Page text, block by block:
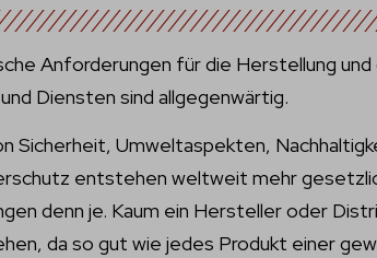
Anforderungen für die Herstellung
Diensten sind allgegenwärtig.
Sicherheit, Umweltaspekten,
entstehen weltweit mehr
denn je. Kaum ein Hersteller oder
da so gut wie jedes Produkt einer